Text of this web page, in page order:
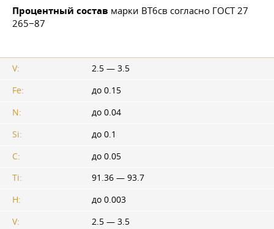
Процентный состав марки ВТ6св согласно ГОСТ 27
265−87
V:
2.5 — 3.5
Fe:
до 0.15
N:
до 0.04
Si:
до 0.1
C:
до 0.05
Ti:
91.36 — 93.7
H:
до 0.003
V:
2.5 — 3.5